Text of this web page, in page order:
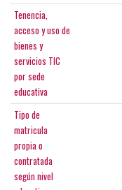
Tenencia,
acceso y uso de
bienes y
servicios TIC
por sede
educativa
Tipo de
matricula
propia o
contratada
según nivel